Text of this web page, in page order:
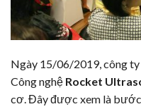
Ngày 15/06/2019, công
Công nghệ Rocket
cơ. Đây được xem là